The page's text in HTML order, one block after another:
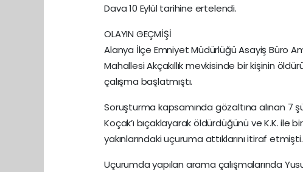
Dava 10 Eylül tarihine ertelendi.
OLAYIN GEÇMİŞİ
Alanya İlçe Emniyet Müdürlüğü Asayiş Büro
Mahallesi Akçakıllık mevkisinde bir kişinin
çalışma başlatmıştı.
Soruşturma kapsamında gözaltına alınan 7
Koçak’ı bıçaklayarak öldürdüğünü ve K.K. ile
yakınlarındaki uçuruma attıklarını itiraf etmişti.
Uçurumda yapılan arama çalışmalarında